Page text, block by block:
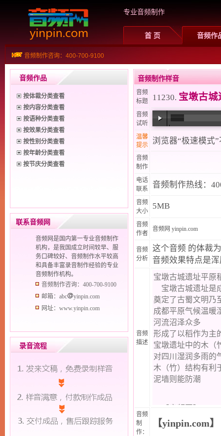
专业音频制作
首 页 音频作
音频制作咨询：400-700-9100
音频作品
按体裁分类查看
按内容分类查看
按语种分类查看
按效果分类查看
按性别分类查看
按年龄分类查看
按节庆分类查看
联系音频网
音频网是国内第一专业音频制作
机构，是我国成立时间较早、服
务口碑较好、音频制作水平较高
和具备丰富录音制作经验的专业
音频制作机构。
音频制作咨询：400-700-9100
邮箱：abc
yinpin.com
网址：www.yinpin.com
录音流程
音频制作样音
音频
标题
11230. 宝墩古城
音频
试听
温馨
提示
浏览器“极速模式
音频
制作
电话
联系
音频制作热线：
音频
大小
5MB
音频
作者
音频网 yinpin.com
音频
分析
这个音频 的体裁
音频效果特点是
音频
描述
音频
制
作：
【yinpin.com】